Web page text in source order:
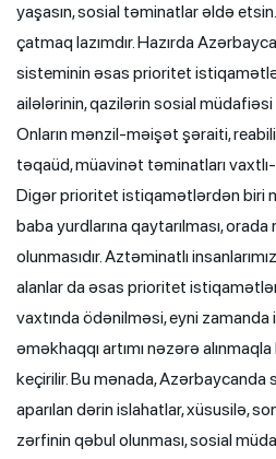
yaşasın, sosial təminatlar əldə
çatmaq lazımdır. Hazırda
sisteminin əsas prioritet
ailələrinin, qazilərin sosial müdafiəsi
Onların mənzil-məişət şəraiti,
təqaüd, müavinət təminatları
Digər prioritet istiqamətlərdən biri
baba yurdlarına qaytarılması, orada
olunmasıdır. Aztəminatlı
alanlar da əsas prioritet
vaxtında ödənilməsi, eyni zamanda
əməkhaqqı artımı nəzərə
keçirilir. Bu mənada, Azərbaycanda
aparılan dərin islahatlar, xüsusilə,
zərfinin qəbul olunması, sosial